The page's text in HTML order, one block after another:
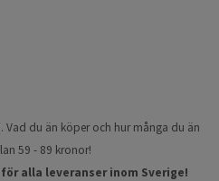
Vad du än köper och hur många du än
59 - 89 kronor!
för alla leveranser inom Sverige!